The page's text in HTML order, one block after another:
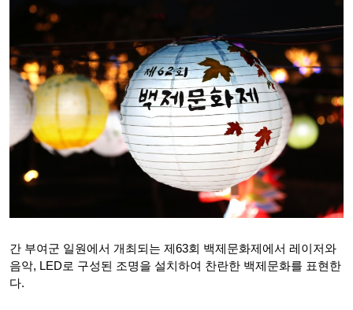
간 부여군 일원에서 개최되는 제63회 백제문화제에서 레이저와
음악, LED로 구성된 조명을 설치하여 찬란한 백제문화를 표현한
다.